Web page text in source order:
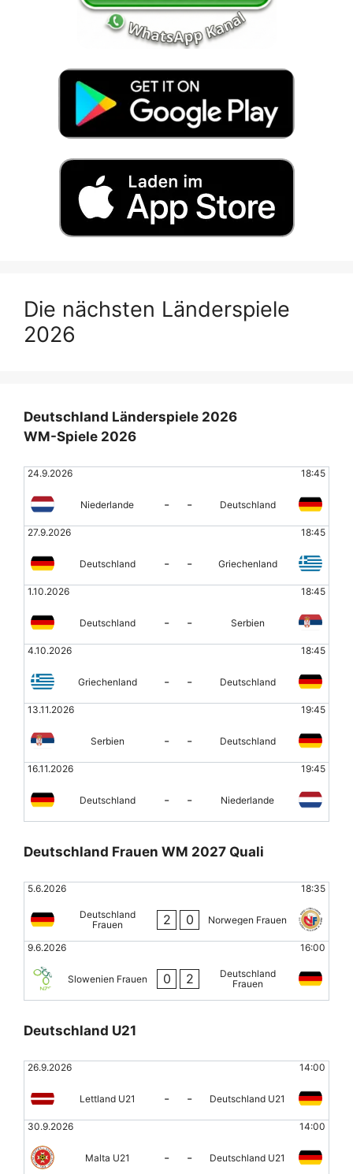
Die nächsten Länderspiele
2026
Deutschland Länderspiele 2026
WM-Spiele 2026
24.9.2026 18:45
Niederlande - - Deutschland
27.9.2026 18:45
Deutschland - - Griechenland
1.10.2026 18:45
Deutschland - - Serbien
4.10.2026 18:45
Griechenland - - Deutschland
13.11.2026 19:45
Serbien - - Deutschland
16.11.2026 19:45
Deutschland - - Niederlande
Deutschland Frauen WM 2027 Quali
5.6.2026 18:35
Deutschland
Frauen
2 0 Norwegen Frauen
9.6.2026 16:00
Slowenien Frauen 0 2
Deutschland
Frauen
Deutschland U21
26.9.2026 14:00
Lettland U21 - - Deutschland U21
30.9.2026 14:00
Malta U21 - - Deutschland U21